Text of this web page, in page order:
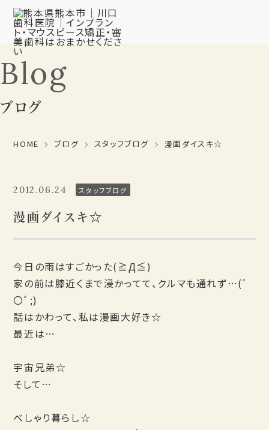
Blog
ブログ
HOME ブログ スタッフブログ 漫画ダイスキ☆
2012.06.24 スタッフブログ
漫画ダイスキ☆
今日の雨はすごかった(≧Д≦)
家の前は膝近くまで浸かってて、クルマも通れず…(ﾟ
〇ﾟ;)
話はかわって、私は漫画大好き☆
最近は…
宇宙兄弟☆
そして…
べしゃり暮らし☆